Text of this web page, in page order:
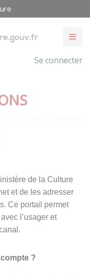
Se connecter
de la Culture
et de les adresser
Ce portail permet
l’usager et
?